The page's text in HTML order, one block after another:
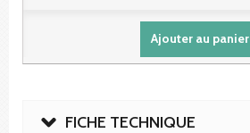
Ajouter au panier
FICHE TECHNIQUE